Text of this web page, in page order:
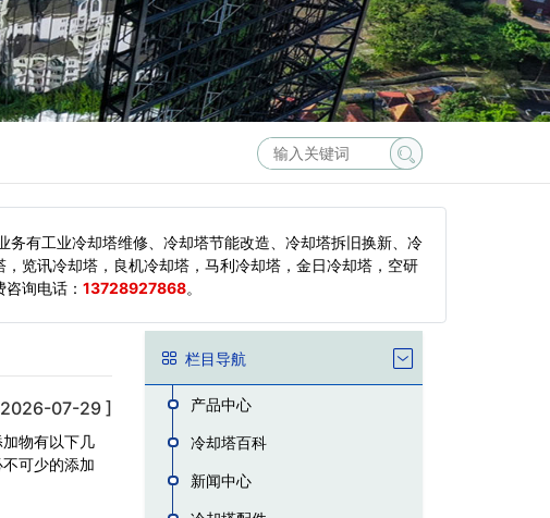
有工业冷却塔维修、冷却塔节能改造、冷却塔拆旧换新、冷
览讯冷却塔，良机冷却塔，马利冷却塔，金日冷却塔，空研
咨询电话： 13728927868。
07-29 ]
物有以下几
可少的添加
栏目导航
产品中心
冷却塔百科
新闻中心